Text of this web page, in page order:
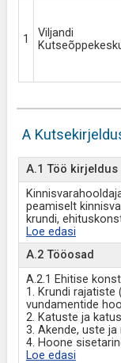
1
Viljandi
A
A.1 Töö kirjeldus
peamiselt
krundi,
Loe edasi
A.2 Tööosad
A.2.1 Ehitise
1. Krundi rajatiste
vundamentide
2. Katuste ja
3. Akende, uste
4. Hoone
Loe edasi